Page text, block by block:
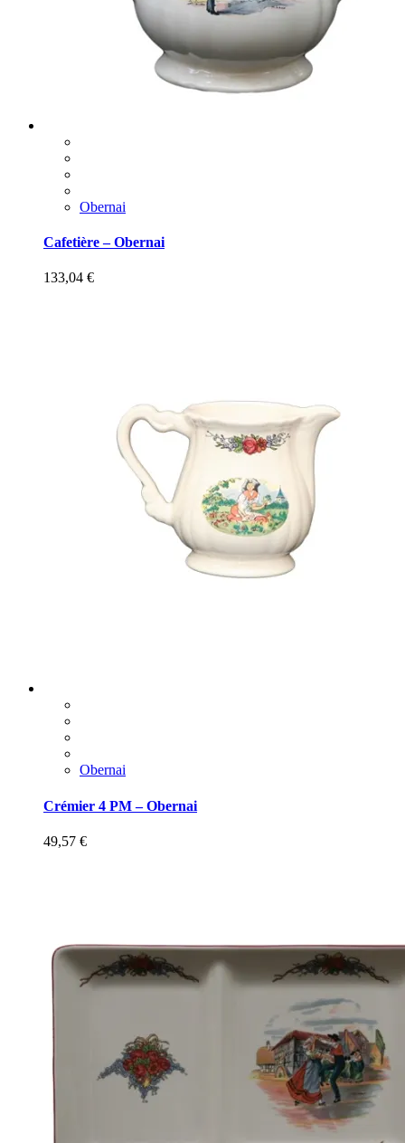
Obernai
Cafetière – Obernai
133,04 €
Obernai
Crémier 4 PM – Obernai
49,57 €